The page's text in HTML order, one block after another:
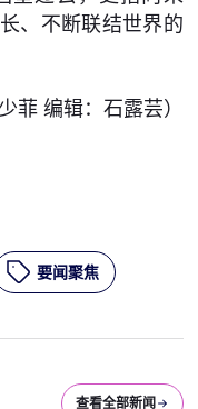
、不断联结世界的
菲 编辑：石露芸）
要闻聚焦
查看全部新闻